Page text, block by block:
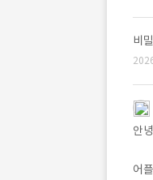
비
안
어